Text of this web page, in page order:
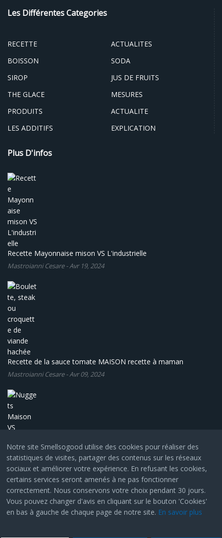
Notre site Smellsogood utilise des cookies pour réaliser des
statistiques de visites, partager des contenus sur les réseaux
sociaux et améliorer votre expérience. En refusant les cookies,
certains services seront amenés à ne pas fonctionner
correctement. Nous conservons votre choix pendant 30 jours.
Vous pouvez changer d'avis en cliquant sur le bouton 'Cookies'
en bas à gauche de chaque page de notre site. En savoir plus
Les Différentes Categories
RECETTE
ACTUALITES
BOISSON
SODA
SIROP
JUS DE FRUITS
THE GLACE
MESURES
PRODUITS
ACTUALITE
LES ADDITIFS
EXPLICATION
Plus D'infos
Recette Mayonnaise mison VS L'industrielle
Mastroianni Cesare-Avr 19, 2024
Recette de la sauce tomate MAISON recette à maman
Mastroianni Cesare-Avr 09, 2024
Nuggets Maison VS l'industriel
Mastroianni Cesare-Avr 02, 2024
© Copyright 2024, All Rights Reserved by SmartAddons.Com